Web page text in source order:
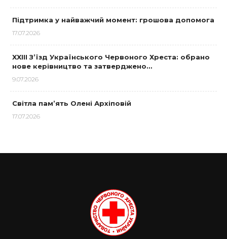
Підтримка у найважчий момент: грошова допомога
17.07.2026
XXIII З’їзд Українського Червоного Хреста: обрано
нове керівництво та затверджено…
9.07.2026
Світла пам’ять Олені Архіповій
17.07.2026